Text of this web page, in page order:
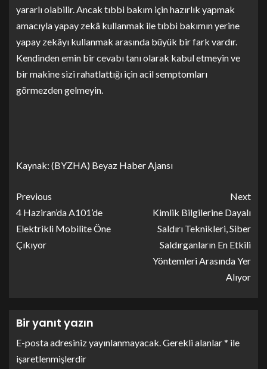
yararlı olabilir. Ancak tıbbi bakım için hazırlık yapmak
amacıyla yapay zekâ kullanmak ile tıbbi bakımın yerine
yapay zekâyı kullanmak arasında büyük bir fark vardır.
Kendinden emin bir cevabı tanı olarak kabul etmeyin ve
bir makine sizi rahatlattığı için acil semptomları
görmezden gelmeyin.
Kaynak: (BYZHA) Beyaz Haber Ajansı
Previous
4 Haziran’da A101’de
Elektrikli Mobilite Öne
Çıkıyor
Next
Kimlik Bilgilerine Dayalı
Saldırı Teknikleri, Siber
Saldırganların En Etkili
Yöntemleri Arasında Yer
Alıyor
Bir yanıt yazın
E-posta adresiniz yayınlanmayacak. Gerekli alanlar* ile
işaretlenmişlerdir